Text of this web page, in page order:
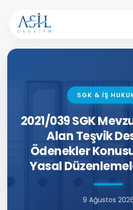
SGK & İŞ
2021/039 SGK
Alan Teşvik
Ödenekler
Yasal
9 Ağustos